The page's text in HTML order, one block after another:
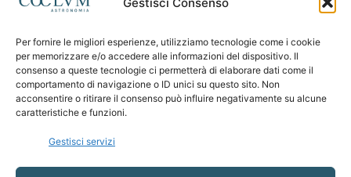
Per fornire le migliori esperienze, utilizziamo tecnologie come i cookie
per memorizzare e/o accedere alle informazioni del dispositivo. Il
consenso a queste tecnologie ci permetterà di elaborare dati come il
comportamento di navigazione o ID unici su questo sito. Non
acconsentire o ritirare il consenso può influire negativamente su alcune
caratteristiche e funzioni.
Gestisci servizi
SEGUICI